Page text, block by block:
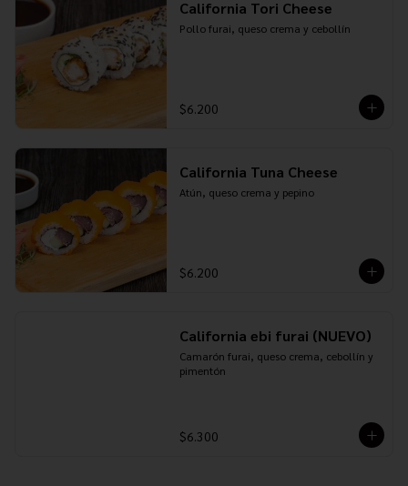
California Tori Cheese
Pollo furai, queso crema y cebollín
$6.200
California Tuna Cheese
Atún, queso crema y pepino
$6.200
California ebi furai (NUEVO)
Camarón furai, queso crema, cebollín y
pimentón
$6.300